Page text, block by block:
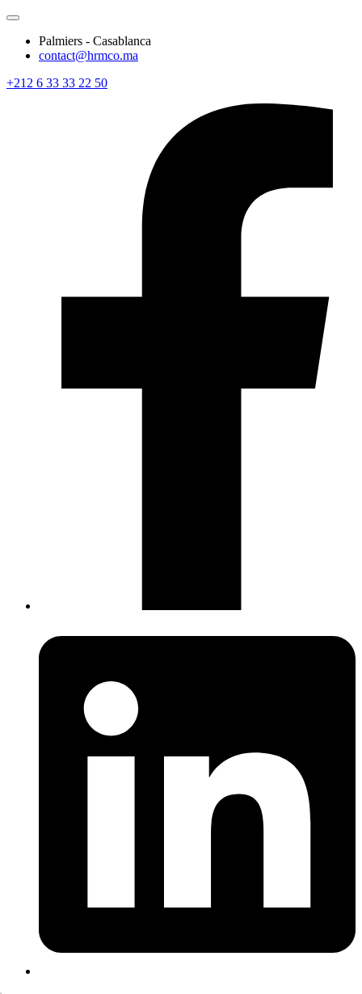
Palmiers - Casablanca
contact@hrmco.ma
+212 6 33 33 22 50